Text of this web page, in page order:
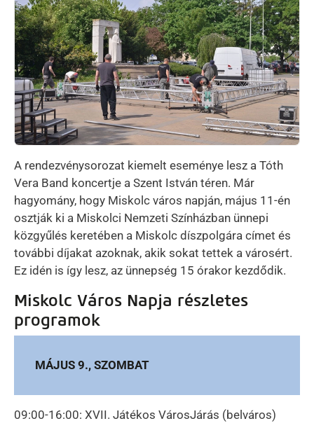
A rendezvénysorozat kiemelt eseménye lesz a Tóth
Vera Band koncertje a Szent István téren. Már
hagyomány, hogy Miskolc város napján, május 11-én
osztják ki a Miskolci Nemzeti Színházban ünnepi
közgyűlés keretében a Miskolc díszpolgára címet és
további díjakat azoknak, akik sokat tettek a városért.
Ez idén is így lesz, az ünnepség 15 órakor kezdődik.
Miskolc Város Napja részletes
programok
MÁJUS 9., SZOMBAT
09:00-16:00: XVII. Játékos VárosJárás (belváros)